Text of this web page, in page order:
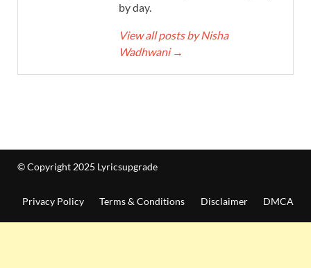
by day.
View all posts by Nisha
Wadhwani →
© Copyright 2025 Lyricsupgrade
Privacy Policy Terms & Conditions Disclaimer DMCA